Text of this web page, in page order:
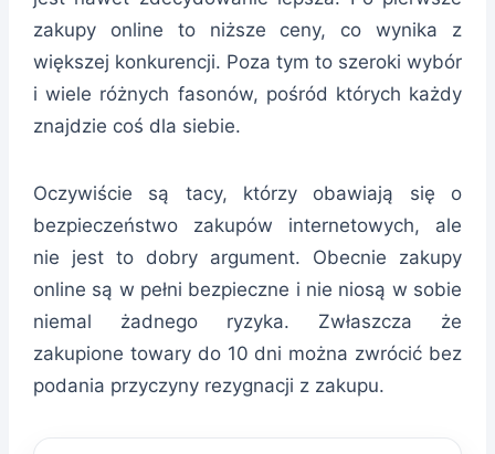
zakupy online to niższe ceny, co wynika z
większej konkurencji. Poza tym to szeroki wybór
i wiele różnych fasonów, pośród których każdy
znajdzie coś dla siebie.
Oczywiście są tacy, którzy obawiają się o
bezpieczeństwo zakupów internetowych, ale
nie jest to dobry argument. Obecnie zakupy
online są w pełni bezpieczne i nie niosą w sobie
niemal żadnego ryzyka. Zwłaszcza że
zakupione towary do 10 dni można zwrócić bez
podania przyczyny rezygnacji z zakupu.